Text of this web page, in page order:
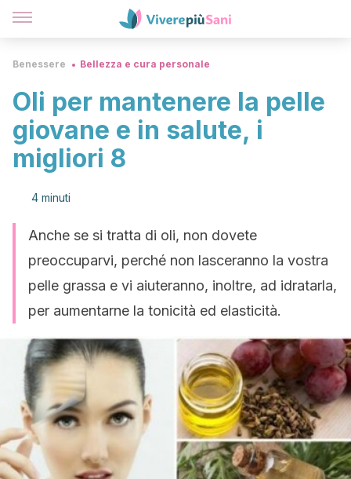
Benessere Bellezza e cura personale
Oli per mantenere la pelle
giovane e in salute, i
migliori 8
4 minuti
Anche se si tratta di oli, non dovete
preoccuparvi, perché non lasceranno la vostra
pelle grassa e vi aiuteranno, inoltre, ad idratarla,
per aumentarne la tonicità ed elasticità.